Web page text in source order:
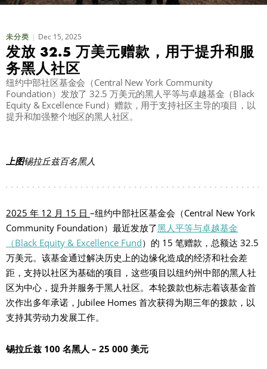
未分类 Dec 15, 2025
发放 32.5 万美元赠款，用于提升和服
务黑人社区
纽约中部社区基金会（Central New York Community
Foundation）发放了 32.5 万美元的黑人平等与卓越基金（Black
Equity & Excellence Fund）赠款，用于支持社区主导的项目，以
提升和加强整个地区的黑人社区。
上图锡拉丘兹百名黑人
2025 年 12 月 15 日 –纽约中部社区基金会（Central New York
Community Foundation）最近发放了黑人平等与卓越基金
（Black Equity & Excellence Fund）的 15 笔赠款，总额达 32.5
万美元。该基金通过解决历史上的边缘化造成的经济和社会差
距，支持以社区为基础的项目，这些项目以纽约州中部的黑人社
区为中心，提升并服务于黑人社区。本轮拨款也标志着该基金首
次作出多年承诺，Jubilee Homes 首次获得为期三年的拨款，以
支持其劳动力发展工作。
锡拉丘兹 100 名黑人 – 25 000 美元